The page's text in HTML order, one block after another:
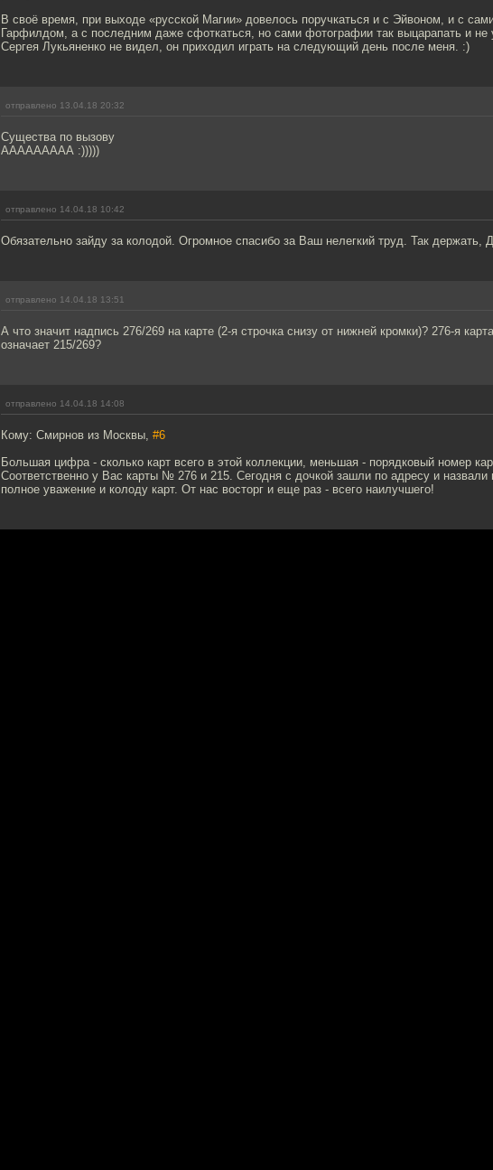
В своё время, при выходе «русской Магии» довелось поручкаться и с Эйвоном, и с
Гарфилдом, а с последним даже сфоткаться, но сами фотографии так выцарапать и не
Сергея Лукьяненко не видел, он приходил играть на следующий день после меня. :)
отправлено 13.04.18 20:32
Существа по вызову
ААААААААА :)))))
отправлено 14.04.18 10:42
Обязательно зайду за колодой. Огромное спасибо за Ваш нелегкий труд. Так держать,
отправлено 14.04.18 13:51
А что значит надпись 276/269 на карте (2-я строчка снизу от нижней кромки)? 276-я
означает 215/269?
отправлено 14.04.18 14:08
Кому: Смирнов из Москвы, #6
Большая цифра - сколько карт всего в этой коллекции, меньшая - порядковый номер
Соответственно у Вас карты № 276 и 215. Сегодня с дочкой зашли по адресу и назвали
полное уважение и колоду карт. От нас восторг и еще раз - всего наилучшего!